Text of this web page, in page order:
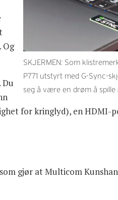
SKJERMEN: Som
P771 utstyrt med G-Sync-
seg å være en drøm å spille
Og
for kringlyd), en HDMI-
gjør at Multicom